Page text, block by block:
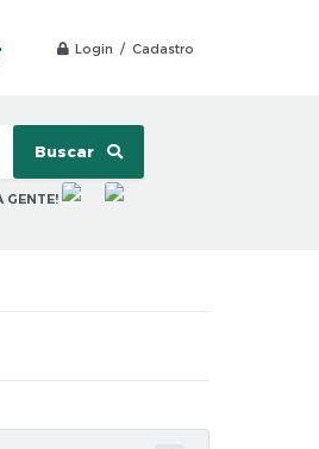
Login / Cadastro
Buscar
GENTE!